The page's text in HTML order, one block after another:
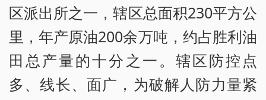
区派出所之一，辖区总面积230平方公
里，年产原油200余万吨，约占胜利油
田总产量的十分之一。辖区防控点
多、线长、面广，为破解人防力量紧